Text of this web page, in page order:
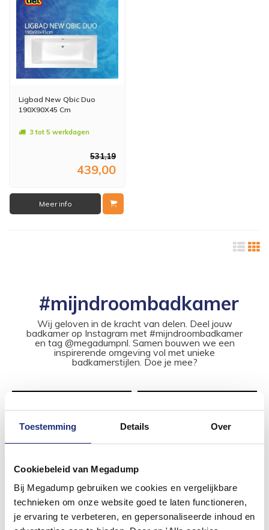
Toestemming Details Over
Cookiebeleid van Megadump
Bij Megadump gebruiken we cookies en vergelijkbare
technieken om onze website goed te laten functioneren,
je ervaring te verbeteren, en gepersonaliseerde inhoud en
Ligbad New Qbic Duo
190X90X45 Cm
3 tot 5 werkdagen
531,19
439,00
Meer info
#mijndroombadkamer
Wij geloven in de kracht van delen. Deel jouw
badkamer op Instagram met #mijndroombadkamer
en tag @megadumpnl. Samen bouwen we een
inspirerende omgeving vol met unieke
badkamerstijlen. Doe je mee?